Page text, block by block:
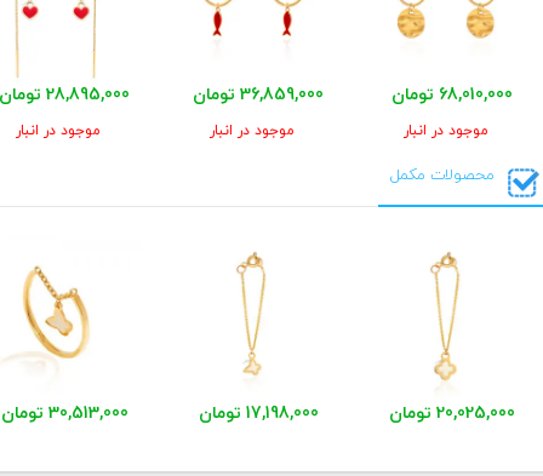
68,010,000 تومان
موجود در انبار
36,859,000 تومان
موجود در انبار
28,895,000 تومان
موجود در انبار
محصولات مکمل
20,025,000 تومان 17,198,000 تومان 30,513,000 تومان